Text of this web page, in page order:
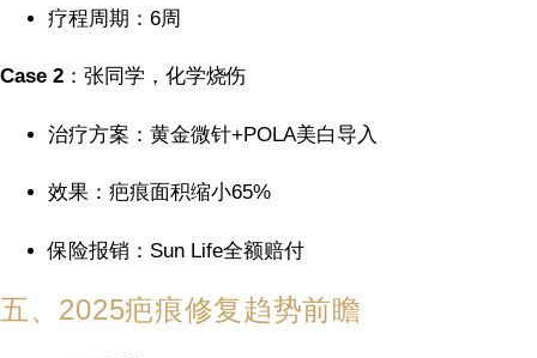
疗程周期：6周
Case 2 ：张同学，化学烧伤
治疗方案：黄金微针+POLA美白导入
效果：疤痕面积缩小65%
保险报销：Sun Life全额赔付
五、2025疤痕修复趋势前瞻